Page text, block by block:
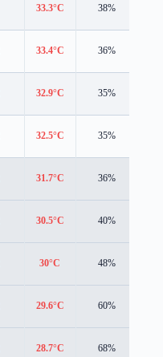
33.3°C 38%
33.4°C 36%
32.9°C 35%
32.5°C 35%
31.7°C 36%
30.5°C 40%
30°C 48%
29.6°C 60%
28.7°C 68%